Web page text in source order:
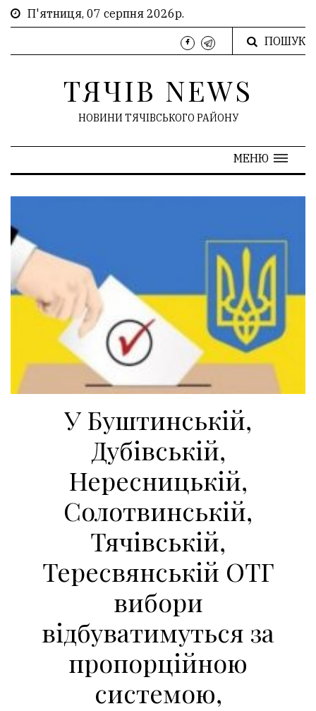
П'ятниця, 07 серпня 2026р.
ПОШУК
ТЯЧІВ NEWS
НОВИНИ ТЯЧІВСЬКОГО РАЙОНУ
МЕНЮ
У Буштинській,
Дубівській,
Нересницькій,
Солотвинській,
Тячівській,
Тересвянській ОТГ
вибори
відбуватимуться за
пропорційною
системою,